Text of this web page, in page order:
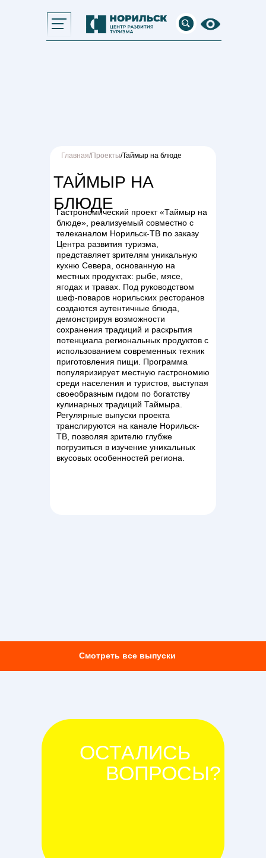
Главная/Проекты/Таймыр на блюде
Гастрономический проект «Таймыр на
блюде», реализуемый совместно с
телеканалом Норильск-ТВ по заказу
Центра развития туризма,
представляет зрителям уникальную
кухню Севера, основанную на
местных продуктах: рыбе, мясе,
ягодах и травах. Под руководством
шеф-поваров норильских ресторанов
создаются аутентичные блюда,
демонстрируя возможности
сохранения традиций и раскрытия
потенциала региональных продуктов с
использованием современных техник
приготовления пищи. Программа
популяризирует местную гастрономию
среди населения и туристов, выступая
своеобразным гидом по богатству
кулинарных традиций Таймыра.
Регулярные выпуски проекта
транслируются на канале Норильск-
ТВ, позволяя зрителю глубже
погрузиться в изучение уникальных
вкусовых особенностей региона.
ТАЙМЫР НА
БЛЮДЕ
Смотреть все выпуски
ВОПРОСЫ?
ОСТАЛИСЬ